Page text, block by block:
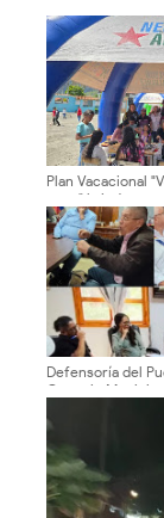
Plan Vacacional
2026" brinda
cultura a niños
Libertador
Defensoría del
Concejo